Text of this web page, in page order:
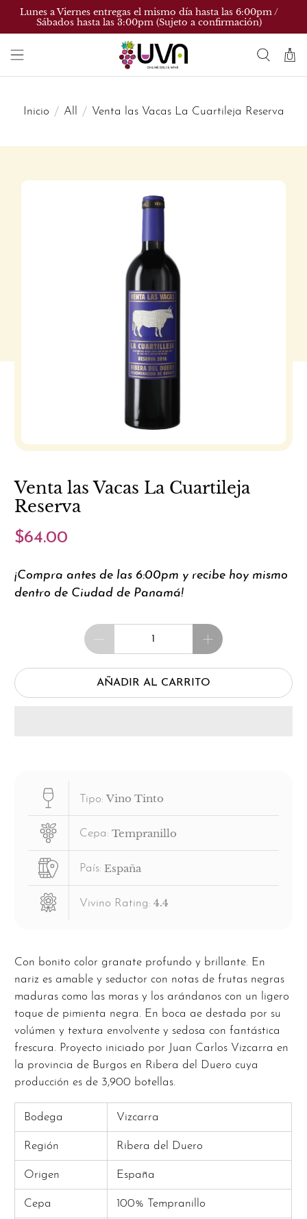
Lunes a Viernes entregas el mismo día hasta las 6:00pm /
Sábados hasta las 3:00pm (Sujeto a confirmación)
Inicio All Venta las Vacas La Cuartileja Reserva
Venta las Vacas La Cuartileja
Reserva
$64.00
¡Compra antes de las 6:00pm y recibe hoy mismo
dentro de Ciudad de Panamá!
Cantidad
AÑADIR AL CARRITO
Tipo: Vino Tinto
Cepa: Tempranillo
País: España
Vivino Rating: 4.4
Con bonito color granate profundo y brillante. En
nariz es amable y seductor con notas de frutas negras
maduras como las moras y los arándanos con un ligero
toque de pimienta negra. En boca ae destada por su
volúmen y textura envolvente y sedosa con fantástica
frescura. Proyecto iniciado por Juan Carlos Vizcarra en
la provincia de Burgos en Ribera del Duero cuya
producción es de 3,900 botellas.
Bodega Vizcarra
Región Ribera del Duero
Origen España
Cepa 100% Tempranillo